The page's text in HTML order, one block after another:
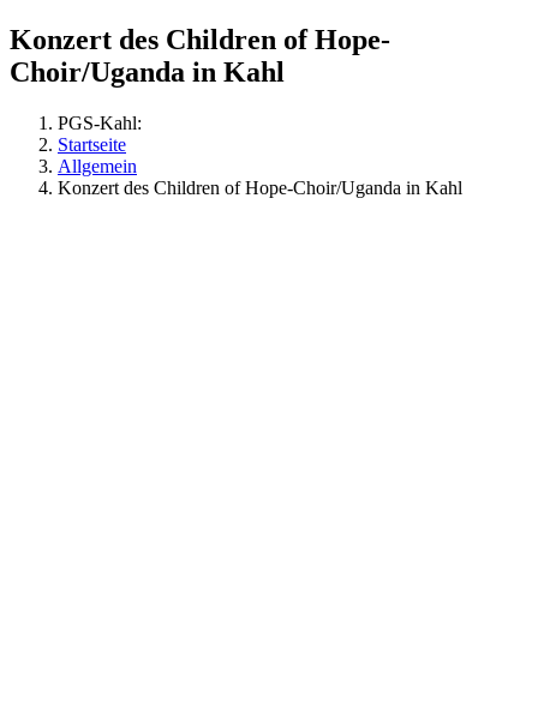
Konzert des Children of Hope-
Choir/Uganda in Kahl
PGS-Kahl:
Startseite
Allgemein
Konzert des Children of Hope-Choir/Uganda in Kahl